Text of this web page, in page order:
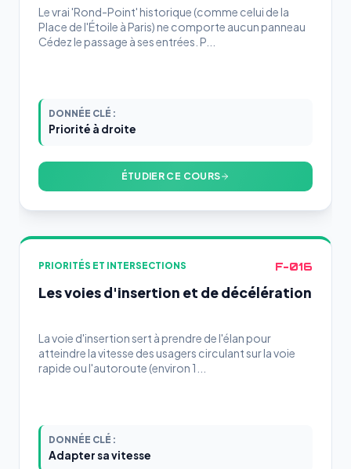
Le vrai 'Rond-Point' historique (comme celui de la
Place de l'Étoile à Paris) ne comporte aucun panneau
Cédez le passage à ses entrées. P...
DONNÉE CLÉ :
Priorité à droite
ÉTUDIER CE COURS
PRIORITÉS ET INTERSECTIONS F-016
Les voies d'insertion et de décélération
La voie d'insertion sert à prendre de l'élan pour
atteindre la vitesse des usagers circulant sur la voie
rapide ou l'autoroute (environ 1...
DONNÉE CLÉ :
Adapter sa vitesse